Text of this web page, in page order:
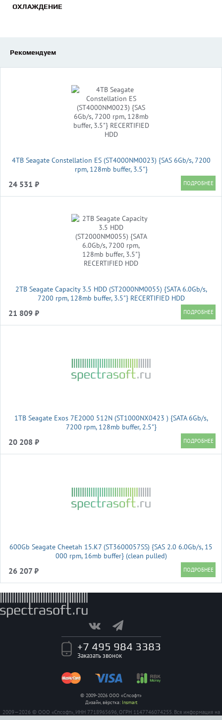
ОХЛАЖДЕНИЕ
Рекомендуем
4TB Seagate Constellation ES (ST4000NM0023) {SAS 6Gb/s, 7200
rpm, 128mb buffer, 3.5"}
24 531 ₽
2TB Seagate Capacity 3.5 HDD (ST2000NM0055) {SATA 6.0Gb/s,
7200 rpm, 128mb buffer, 3.5"} RECERTIFIED HDD
21 809 ₽
1TB Seagate Exos 7E2000 512N (ST1000NX0423 ) {SATA 6Gb/s,
7200 rpm, 128mb buffer, 2.5"}
20 208 ₽
600Gb Seagate Cheetah 15.K7 (ST3600057SS) {SAS 2.0 6.0Gb/s, 15
000 rpm, 16mb buffer} (clean pulled)
26 207 ₽
+7 495 984 3383
Заказать звонок
© 2009-2026 ООО «Спсофт»
Дизайн, вёрстка: Insmart
2009—2026 © ООО «Спсофт», ИНН 7718965696, ОГРН 1147746074255. Вся информация на